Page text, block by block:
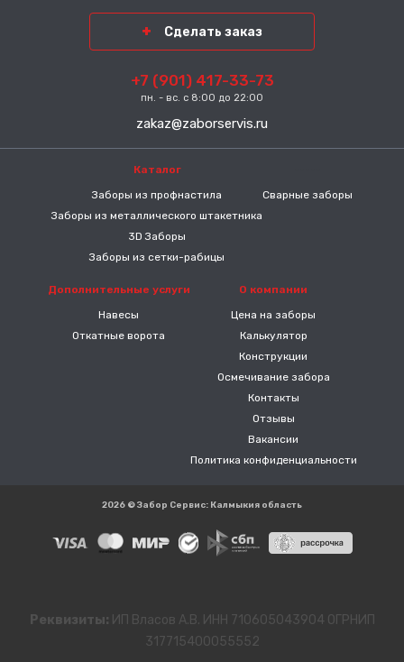
Сделать заказ
+7 (901) 417-33-73
пн. - вс. с 8:00 до 22:00
zakaz@zaborservis.ru
Каталог
Заборы из профнастила
Заборы из металлического штакетника
3D Заборы
Заборы из сетки-рабицы
Сварные заборы
Дополнительные услуги
Навесы
Откатные ворота
О компании
Цена на заборы
Калькулятор
Конструкции
Осмечивание забора
Контакты
Отзывы
Вакансии
Политика конфиденциальности
2026 © Забор Сервис: Калмыкия область
Реквизиты: ИП Власов А.В. ИНН 710605043904 ОГРНИП
317715400055552